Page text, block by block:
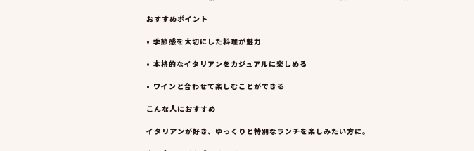
おすすめポイント
• 季節感を大切にした料理が魅力
• 本格的なイタリアンをカジュアルに楽しめる
• ワインと合わせて楽しむことができる
こんな人におすすめ
イタリアンが好き、ゆっくりと特別なランチを楽しみたい方に。